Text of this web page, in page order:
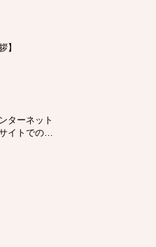
】
ターネット
イトでの製